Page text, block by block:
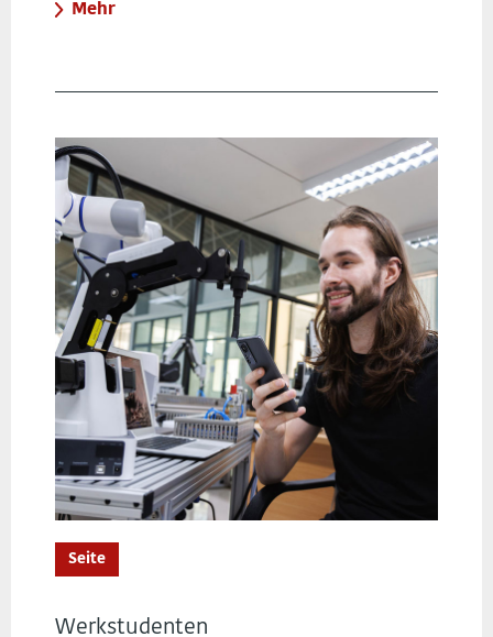
Mehr
Seite
Werkstudenten